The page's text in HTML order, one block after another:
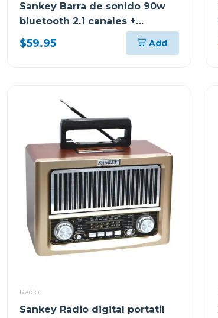
Sankey Barra de sonido 90w
bluetooth 2.1 canales +
subwoofer hmt83
$59.95 Add
Radio
Sankey Radio digital portatil